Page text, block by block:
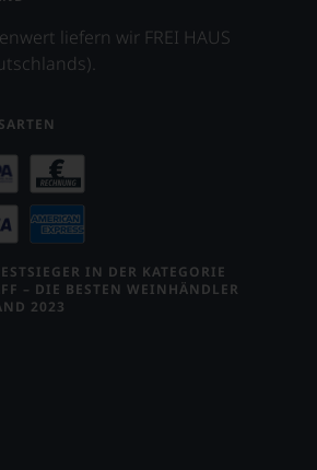
liefern wir FREI HAUS
IN DER KATEGORIE
– DIE BESTEN WEINHÄNDLER
2023